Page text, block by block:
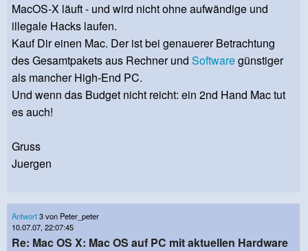
MacOS-X läuft - und wird nicht ohne aufwändige und
illegale Hacks laufen.
Kauf Dir einen Mac. Der ist bei genauerer Betrachtung
des Gesamtpakets aus Rechner und Softwaregünstiger
als mancher High-End PC.
Und wenn das Budget nicht reicht: ein 2nd Hand Mac tut
es auch!
Gruss
Juergen
Antwort3 von Peter_peter
10.07.07, 22:07:45
Re: Mac OS X: Mac OS auf PC mit aktuellen Hardware